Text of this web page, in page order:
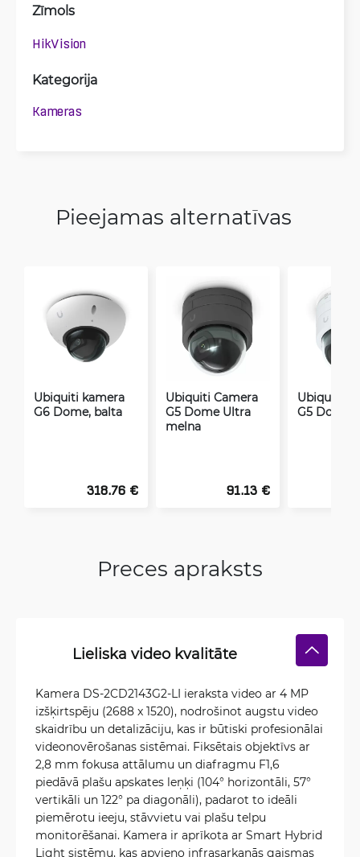
Zīmols
HikVision
Kategorija
Kameras
Pieejamas alternatīvas
Ubiquiti kamera
G6 Dome, balta
318.76 €
Ubiquiti Camera
G5 Dome Ultra
melna
91.13 €
Ubiquiti
G5 Dome
Preces apraksts
Lieliska video kvalitāte
Kamera DS-2CD2143G2-LI ieraksta video ar 4 MP
izšķirtspēju (2688 x 1520), nodrošinot augstu video
skaidrību un detalizāciju, kas ir būtiski profesionālai
videonovērošanas sistēmai. Fiksētais objektīvs ar
2,8 mm fokusa attālumu un diafragmu F1,6
piedāvā plašu apskates leņķi (104° horizontāli, 57°
vertikāli un 122° pa diagonāli), padarot to ideāli
piemērotu ieeju, stāvvietu vai plašu telpu
monitorēšanai. Kamera ir aprīkota ar Smart Hybrid
Light sistēmu, kas apvieno infrasarkanās gaismas